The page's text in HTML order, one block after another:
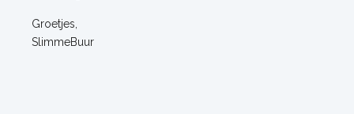
Groetjes,
SlimmeBuur